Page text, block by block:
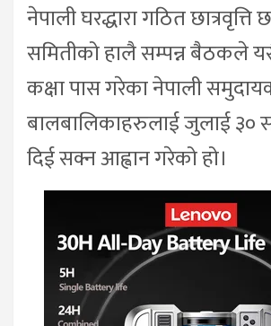
नेपाली घरद्धारा गठित छात्रवृत्ति
समितीको हालै सम्पन्न बैठकले
कक्षा पास गरेका नेपाली
बालबालिकाहरुलाई जुलाई ३०
दिई सक्न आह्वान गरेको हो।